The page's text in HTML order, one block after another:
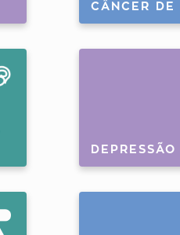
CÂNCER DE
DEPRESSÃO